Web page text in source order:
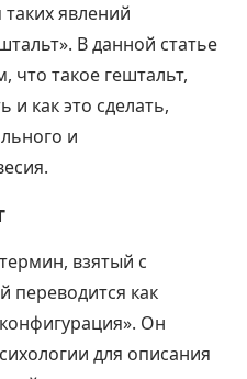
явлений
В данной статье
такое гештальт,
и как это сделать,
и
взятый с
переводится как
Он
для описания